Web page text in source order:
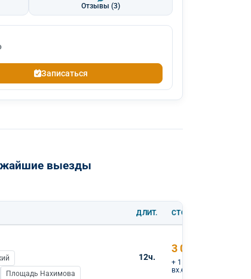
Отзывы(3)
Записаться
выезды
ДЛИТ. СТОИМОСТЬ
Площадь Нахимова
12ч.
3 000 ₽
+ 1 000 ₽
вх.билеты